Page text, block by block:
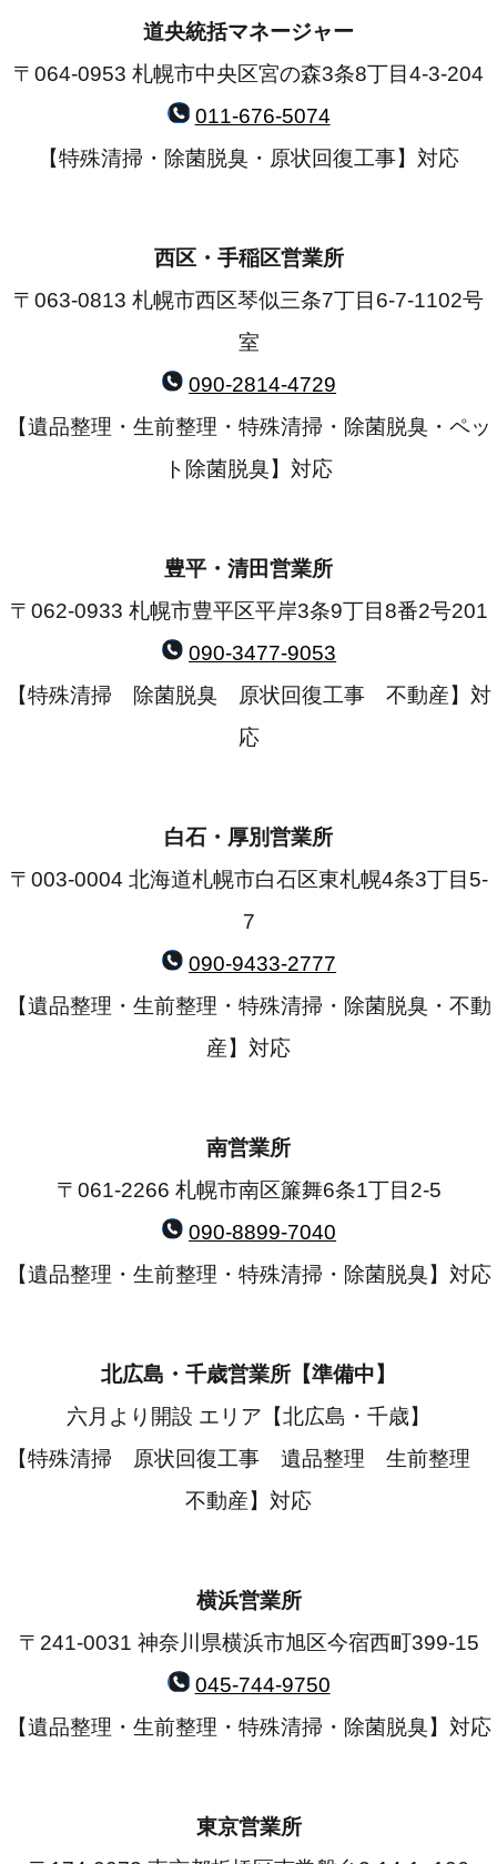
道央統括マネージャー
〒064-0953 札幌市中央区宮の森3条8丁目4-3-204
011-676-5074
【特殊清掃・除菌脱臭・原状回復工事】対応
西区・手稲区営業所
〒063-0813 札幌市西区琴似三条7丁目6-7-1102号
室
090-2814-4729
【遺品整理・生前整理・特殊清掃・除菌脱臭・ペッ
ト除菌脱臭】対応
豊平・清田営業所
〒062-0933 札幌市豊平区平岸3条9丁目8番2号201
090-3477-9053
【特殊清掃 除菌脱臭 原状回復工事 不動産】対
応
白石・厚別営業所
〒003-0004 北海道札幌市白石区東札幌4条3丁目5-
7
090-9433-2777
【遺品整理・生前整理・特殊清掃・除菌脱臭・不動
産】対応
南営業所
〒061-2266 札幌市南区簾舞6条1丁目2-5
090-8899-7040
【遺品整理・生前整理・特殊清掃・除菌脱臭】対応
北広島・千歳営業所【準備中】
六月より開設 エリア【北広島・千歳】
【特殊清掃 原状回復工事 遺品整理 生前整理
不動産】対応
横浜営業所
〒241-0031 神奈川県横浜市旭区今宿西町399-15
045-744-9750
【遺品整理・生前整理・特殊清掃・除菌脱臭】対応
東京営業所